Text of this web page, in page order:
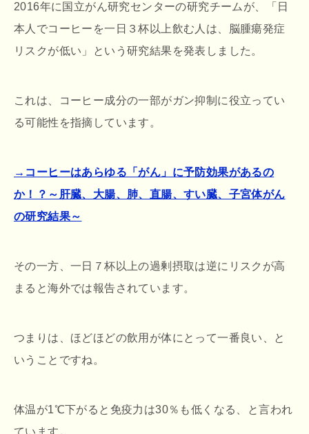
2016年に国立がん研究センターの研究チームが、「日
本人でコーヒーを一日３杯以上飲む人は、脳腫瘍発症
リスクが低い」という研究結果を発表しました。
これは、コーヒー成分の一部がガン抑制に役立ってい
る可能性を指摘しています。
→コーヒーはあらゆる「がん」に予防効果があるの
か！？～肝臓、大腸、肺、直腸、すい臓、子宮体がん
の研究結果～
その一方、一日７杯以上の過剰摂取は逆にリスクが高
まると海外では報告されています。
つまりは、ほどほどの飲用が体にとって一番良い、と
いうことですね。
体温が1℃下がると免疫力は30％も低くなる、と言われ